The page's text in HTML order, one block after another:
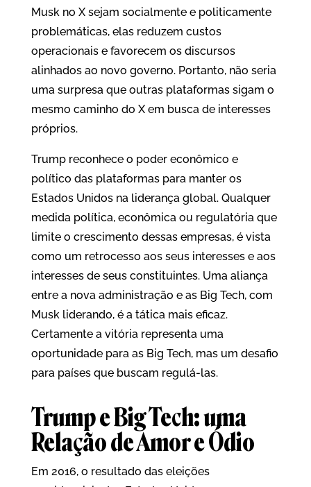
Musk no X sejam socialmente e politicamente
problemáticas, elas reduzem custos
operacionais e favorecem os discursos
alinhados ao novo governo. Portanto, não seria
uma surpresa que outras plataformas sigam o
mesmo caminho do X em busca de interesses
próprios.
Trump reconhece o poder econômico e
político das plataformas para manter os
Estados Unidos na liderança global. Qualquer
medida política, econômica ou regulatória que
limite o crescimento dessas empresas, é vista
como um retrocesso aos seus interesses e aos
interesses de seus constituintes. Uma aliança
entre a nova administração e as Big Tech, com
Musk liderando, é a tática mais eficaz.
Certamente a vitória representa uma
oportunidade para as Big Tech, mas um desafio
para países que buscam regulá-las.
Trump e Big Tech: uma
Relação de Amor e Ódio
Em 2016, o resultado das eleições